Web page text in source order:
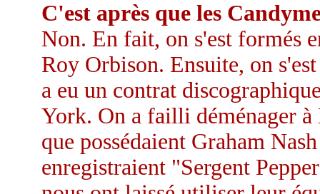
C'est après que les
Non. En fait, on s'est formés
Roy Orbison. Ensuite, on
a eu un contrat
York. On a failli déménager à
que possédaient Graham
enregistraient "Sergent